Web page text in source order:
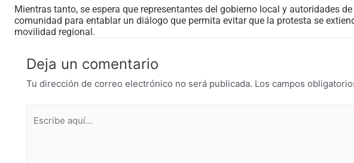
Mientras tanto, se espera que representantes del gobierno local y autoridades
comunidad para entablar un diálogo que permita evitar que la protesta se
movilidad regional.
Deja un comentario
Tu dirección de correo electrónico no será publicada. Los campos